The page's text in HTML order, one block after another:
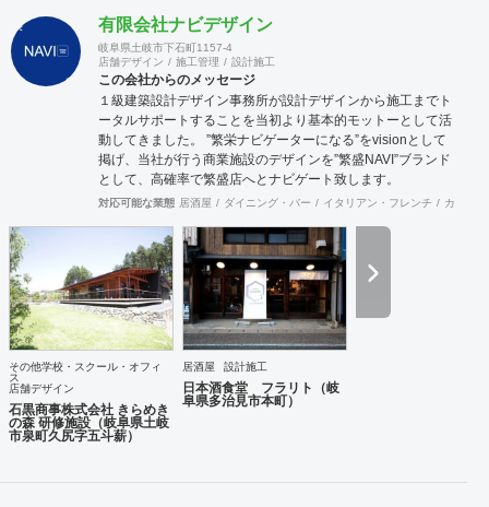
有限会社ナビデザイン
岐阜県土岐市下石町1157-4
店舗デザイン
施工管理 設計施工
この会社からのメッセージ
１級建築設計デザイン事務所が設計デザインから施工までト
ータルサポートすることを当初より基本的モットーとして活
動してきました。 ”繁栄ナビゲーターになる”をvisionとして
掲げ、当社が行う商業施設のデザインを”繁盛NAVI”ブランド
として、高確率で繁盛店へとナビゲート致します。
対応可能な業態 居酒屋 ダイニング・バー イタリアン・フレンチ カフェ
その他学校・スクール・オフィ
ス
店舗デザイン
石黒商事株式会社 きらめき
の森 研修施設（岐阜県土岐
市泉町久尻字五斗薪）
居酒屋 設計施工
日本酒食堂 フラリト（岐
阜県多治見市本町）